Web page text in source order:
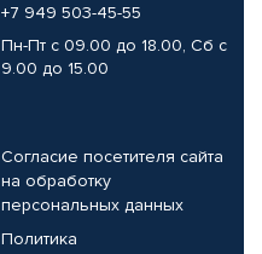
+7 949 503-45-55
Пн-Пт с 09.00 до 18.00, Сб с
9.00 до 15.00
Согласие посетителя сайта
на обработку
персональных данных
Политика